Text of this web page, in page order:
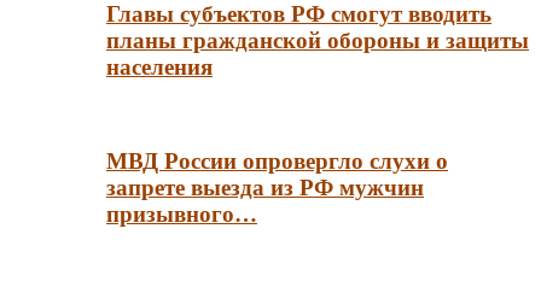
Главы субъектов РФ смогут вводить
планы гражданской обороны и защиты
населения
МВД России опровергло слухи о
запрете выезда из РФ мужчин
призывного…